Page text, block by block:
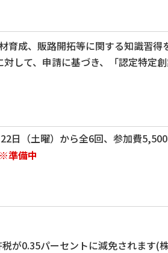
成、販路開拓等に関する知識習得
して、申請に基づき、「認定特定
22日（土曜）から全6回、参加費
※準備中
が0.35パーセントに減免されます(